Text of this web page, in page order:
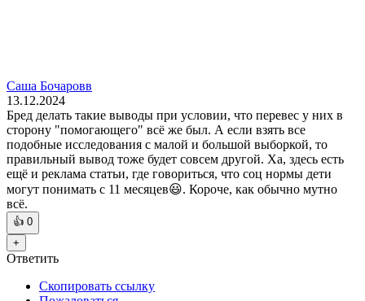
Саша Бочаровв
13.12.2024
Бред делать такие выводы при условии, что перевес у них в
сторону "помогающего" всë же был. А если взять все
подобные исследования с малой и большой выборкой, то
правильный вывод тоже будет совсем другой. Ха, здесь есть
ещë и реклама статьи, где говориться, что соц нормы дети
могут понимать с 11 месяцев😃. Короче, как обычно мутно
всë.
👍 0
+
Ответить
Скопировать ссылку